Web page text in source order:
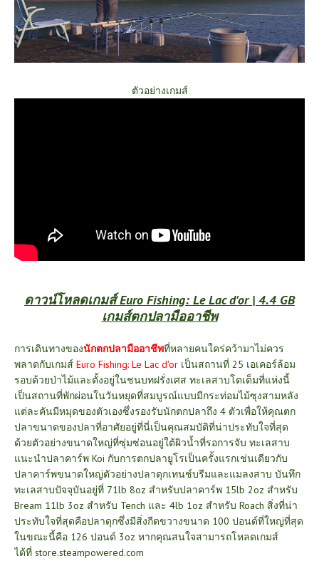
ตัวอย่างเกมส์
ดาวน์โหลดเกมส์ Euro Fishing: Le Lac d'or | 4.4 GB
เกมส์ตกปลามืออาชีพ
การเดินทางของนักตกปลามืออาชีพที่หลายคนใคร่คว้ามาไม่ควร
พลาดกับเกมส์ Euro Fishing: Le Lac d'or เป็นสถานที่ 25 เอเคอร์ล้อม
รอบด้วยป่าไม้และตั้งอยู่ในชนบทฝรั่งเศส ทะเลสาบโตเต็มที่แห่งนี้
เป็นสถานที่พักผ่อนในวันหยุดที่สมบูรณ์แบบมีกระท่อมไม้ซุงสามหลัง
แต่ละคันมีหมุดของตัวเองซึ่งรองรับนักตกปลาถึง 4 ตัวเพื่อให้คุณตก
ปลาขนาดของปลาที่อาศัยอยู่ที่นี่เป็นคุณสมบัติที่น่าประทับใจที่สุด
ด้วยตัวอย่างขนาดใหญ่ที่ซุ่มซ่อนอยู่ใต้ผิวน้ำที่รอการจับ ทะเลสาบ
แนะนำปลาคาร์พ Koi กับการตกปลายูโรเป็นครั้งแรกเช่นเดียวกับ
ปลาคาร์พขนาดใหญ่ตัวอย่างปลาดุกเทนช์บรีมและแมลงสาบ บันทึก
ทะเลสาบปัจจุบันอยู่ที่ 71lb 8oz สำหรับปลาคาร์พ 15lb 2oz สำหรับ
Bream 11lb 3oz สำหรับ Tench และ 4lb 1oz สำหรับ Roach สิ่งที่น่า
ประทับใจที่สุดคือปลาดุกซึ่งมีสิ่งกีดขวางขนาด 100 ปอนด์ที่ใหญ่ที่สุด
ในขณะนี้คือ 126 ปอนด์ 3oz หากคุณสนใจสามารถโหลดเกมส์
ได้ที่ store.steampowered.com